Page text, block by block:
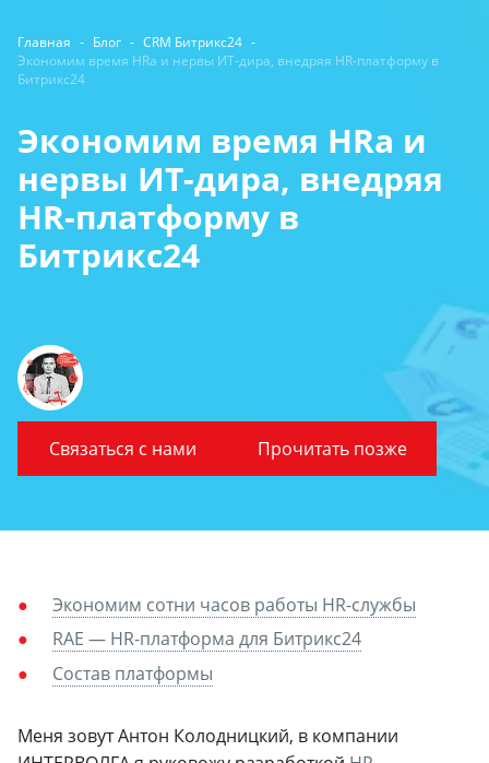
Главная - Блог - CRM Битрикс24 -
Экономим время HRa и нервы ИТ-дира, внедряя HR-платформу в
Битрикс24
Экономим время HRa и
нервы ИТ-дира, внедряя
HR-платформу в
Битрикс24
Связаться с нами Прочитать позже
Экономим сотни часов работы HR-службы
RAE — HR-платформа для Битрикс24
Состав платформы
Меня зовут Антон Колодницкий, в компании